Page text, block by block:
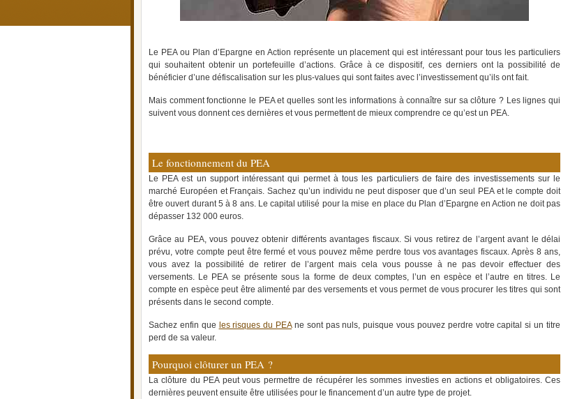
Le PEA ou Plan d’Epargne en Action représente un placement qui est intéressant pour tous les particuliers
qui souhaitent obtenir un portefeuille d’actions. Grâce à ce dispositif, ces derniers ont la possibilité de
bénéficier d’une défiscalisation sur les plus-values qui sont faites avec l’investissement qu’ils ont fait.
Mais comment fonctionne le PEA et quelles sont les informations à connaître sur sa clôture ? Les lignes qui
suivent vous donnent ces dernières et vous permettent de mieux comprendre ce qu’est un PEA.
Le fonctionnement du PEA
Le PEA est un support intéressant qui permet à tous les particuliers de faire des investissements sur le
marché Européen et Français. Sachez qu’un individu ne peut disposer que d’un seul PEA et le compte doit
être ouvert durant 5 à 8 ans. Le capital utilisé pour la mise en place du Plan d’Epargne en Action ne doit pas
dépasser 132 000 euros.
Grâce au PEA, vous pouvez obtenir différents avantages fiscaux. Si vous retirez de l’argent avant le délai
prévu, votre compte peut être fermé et vous pouvez même perdre tous vos avantages fiscaux. Après 8 ans,
vous avez la possibilité de retirer de l’argent mais cela vous pousse à ne pas devoir effectuer des
versements. Le PEA se présente sous la forme de deux comptes, l’un en espèce et l’autre en titres. Le
compte en espèce peut être alimenté par des versements et vous permet de vous procurer les titres qui sont
présents dans le second compte.
Sachez enfin que les risques du PEAne sont pas nuls, puisque vous pouvez perdre votre capital si un titre
perd de sa valeur.
Pourquoi clôturer un PEA ?
La clôture du PEA peut vous permettre de récupérer les sommes investies en actions et obligatoires. Ces
dernières peuvent ensuite être utilisées pour le financement d’un autre type de projet.